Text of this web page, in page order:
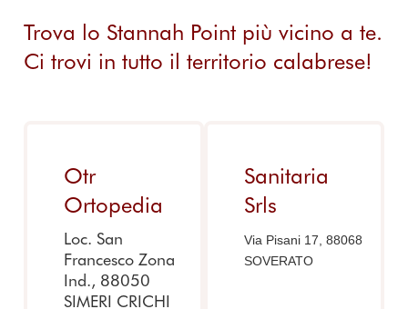
Trova lo Stannah Point più vicino a te.
Ci trovi in tutto il territorio calabrese!
Otr
Ortopedia
Loc. San
Francesco Zona
Ind., 88050
SIMERI CRICHI
Sanitaria
Srls
Via Pisani 17, 88068
SOVERATO